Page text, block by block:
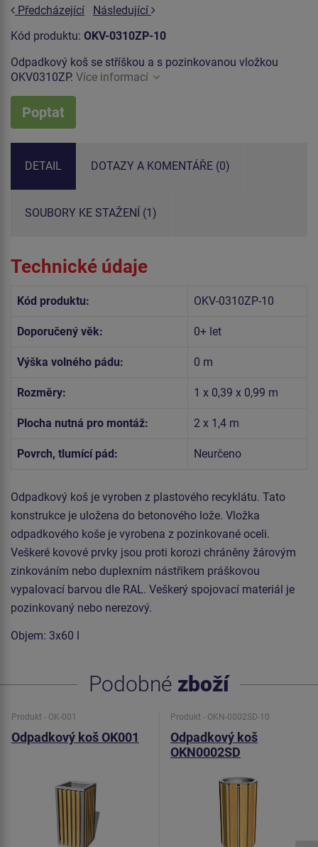
Předcházející
Následující
Kód produktu: OKV-0310ZP-10
Odpadkový koš se stříškou a s pozinkovanou vložkou
OKV0310ZP. Více informací
Poptat
DETAIL DOTAZY A KOMENTÁŘE (0)
SOUBORY KE STAŽENÍ (1)
Technické údaje
Kód produktu: OKV-0310ZP-10
Doporučený věk: 0+ let
Výška volného pádu: 0 m
Rozměry: 1 x 0,39 x 0,99 m
Plocha nutná pro montáž: 2 x 1,4 m
Povrch, tlumící pád: Neurčeno
Odpadkový koš je vyroben z plastového recyklátu. Tato
konstrukce je uložena do betonového lože. Vložka
odpadkového koše je vyrobena z pozinkované oceli.
Veškeré kovové prvky jsou proti korozi chráněny žárovým
zinkováním nebo duplexním nástřikem práškovou
vypalovací barvou dle RAL. Veškerý spojovací materiál je
pozinkovaný nebo nerezový.
Objem: 3x60 l
Podobné zboží
Produkt - OK-001
Odpadkový koš OK001
Produkt - OKN-0002SD-10
Odpadkový koš
OKN0002SD